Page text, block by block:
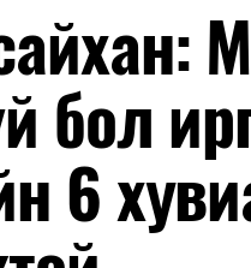
бол
6